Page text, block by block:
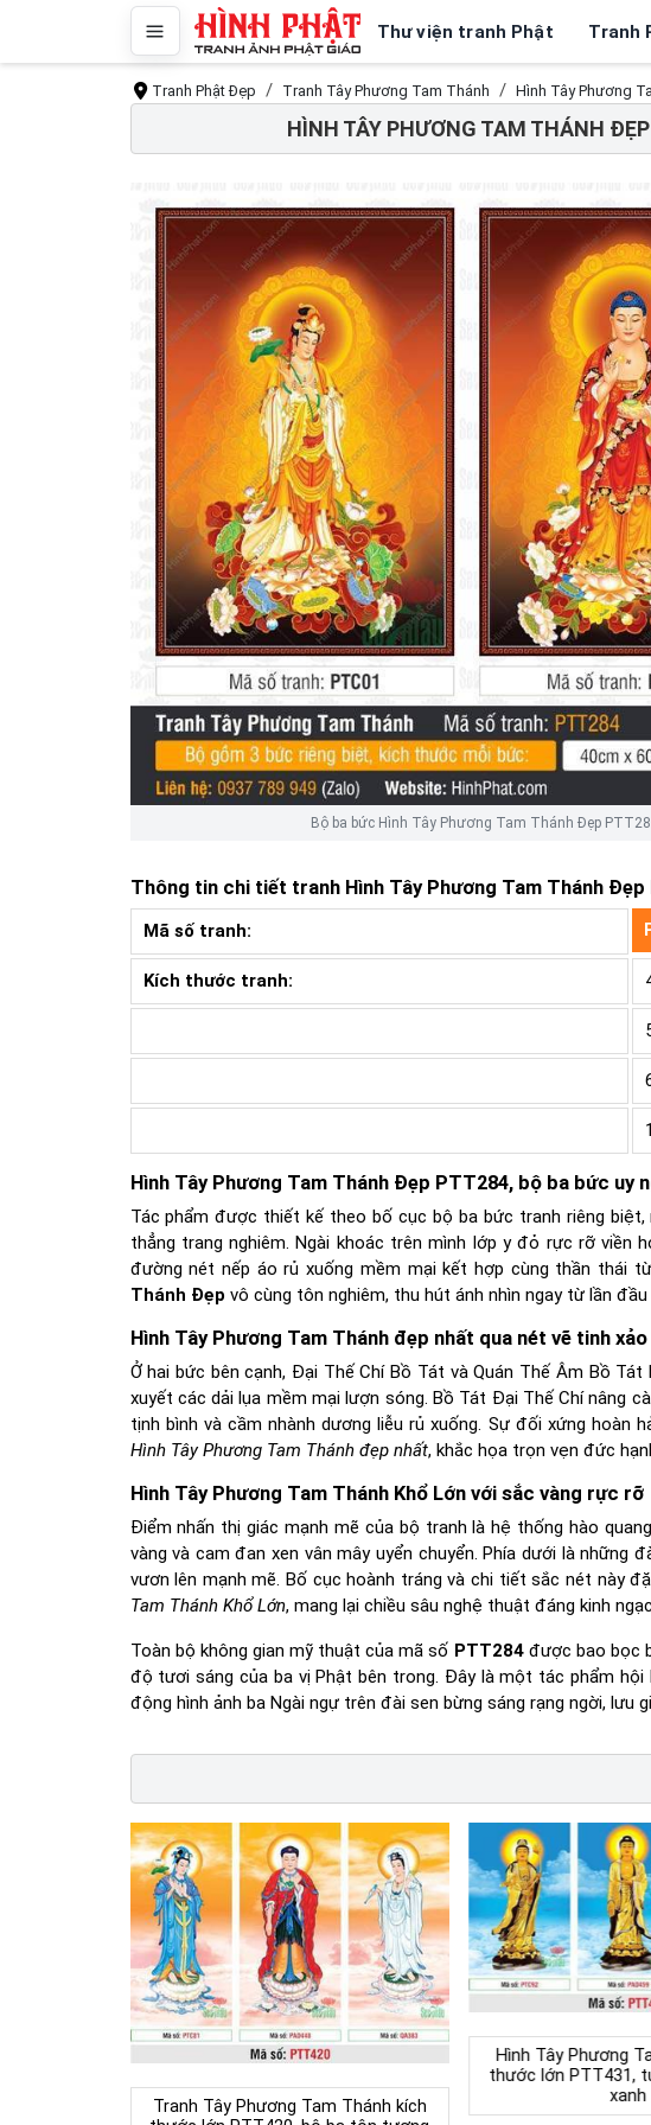
Thư viện tranh Phật Tranh
Tranh Phật Đẹp Tranh Tây Phương Tam Thánh Hình Tây Phương
HÌNH TÂY PHƯƠNG TAM THÁNH
Bộ ba bức Hình Tây Phương Tam Thánh Đẹp
Thông tin chi tiết tranh Hình Tây Phương Tam Thánh
Mã số tranh:
Kích thước tranh:
Hình Tây Phương Tam Thánh Đẹp PTT284, bộ ba bức uy
Tác phẩm được thiết kế theo bố cục bộ ba bức tranh riêng
thẳng trang nghiêm. Ngài khoác trên mình lớp y đỏ rực rỡ viền
đường nét nếp áo rủ xuống mềm mại kết hợp cùng thần thái
Thánh Đẹp vô cùng tôn nghiêm, thu hút ánh nhìn ngay từ lần đầu
Hình Tây Phương Tam Thánh đẹp nhất qua nét vẽ tinh xảo
Ở hai bức bên cạnh, Đại Thế Chí Bồ Tát và Quán Thế Âm Bồ
xuyết các dải lụa mềm mại lượn sóng. Bồ Tát Đại Thế Chí nâng
tịnh bình và cầm nhành dương liễu rủ xuống. Sự đối xứng
Hình Tây Phương Tam Thánh đẹp nhất, khắc họa trọn vẹn đức
Hình Tây Phương Tam Thánh Khổ Lớn với sắc vàng rực rỡ
Điểm nhấn thị giác mạnh mẽ của bộ tranh là hệ thống hào
vàng và cam đan xen vân mây uyển chuyển. Phía dưới là những
vươn lên mạnh mẽ. Bố cục hoành tráng và chi tiết sắc nét này
Tam Thánh Khổ Lớn, mang lại chiều sâu nghệ thuật đáng kinh
Toàn bộ không gian mỹ thuật của mã số PTT284được bao bọc
độ tươi sáng của ba vị Phật bên trong. Đây là một tác phẩm
động hình ảnh ba Ngài ngự trên đài sen bừng sáng rạng ngời,
Tranh Tây Phương Tam Thánh kích
Hình Tây Phương
thước lớn PTT431,
xanh